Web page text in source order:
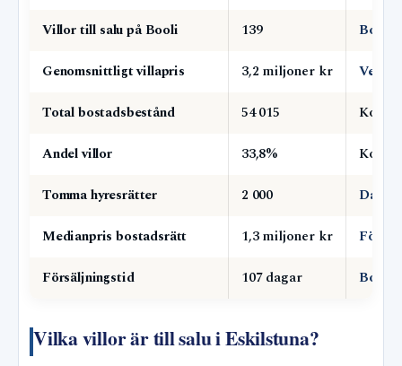
Villor till salu på Booli
139
Booli
Genomsnittligt villapris
3,2 miljoner kr
Velja
Total bostadsbestånd
54 015
Andel villor
33,8%
Tomma hyresrätter
2 000
Medianpris bostadsrätt
1,3 miljoner kr
Försäljningstid
107 dagar Boio
Vilka villor är till salu i Eskilstuna?